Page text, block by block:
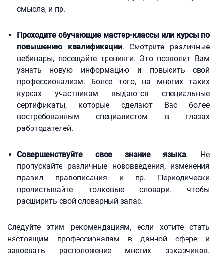
смысла, и пр.
Проходите обучающие мастер-классы или курсы по
повышению квалификации. Смотрите различные
вебинары, посещайте тренинги. Это позволит Вам
узнать новую информацию и повысить свой
профессионализм. Более того, на многих таких
курсах участникам выдаются специальные
сертификаты, которые сделают Вас более
востребованным специалистом в глазах
работодателей.
Совершенствуйте свое знание языка. Не
пропускайте различные нововведения, изменения
правил правописания и пр. Периодически
пролистывайте толковые словари, чтобы
расширить свой словарный запас.
Следуйте этим рекомендациям, если хотите стать
настоящим профессионалам в данной сфере и
завоевать расположение многих заказчиков.